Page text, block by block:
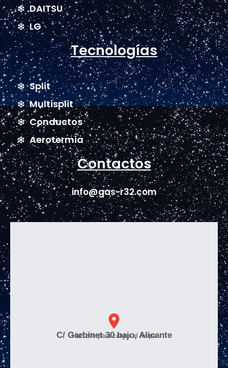
DAITSU
LG
Tecnologías
Split
Multisplit
Conductos
Aerotermia
Contactos
info@gas-r32.com
C/ Garbinet 30 bajo, Alicante
Haz clic para cargar el mapa